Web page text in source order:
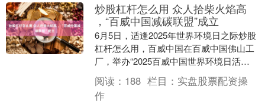
炒股杠杆怎么用 众人拾柴火焰高
，“百威中国减碳联盟”成立
6月5日，适逢2025年世界环境日之际炒股
杠杆怎么用，百威中国在百威中国佛山工
厂，举办“2025百威中国世界环境日活
动”。本次活动以“绿链共生，大有所为”为
主题....
阅读： 188 栏目： 实盘股票配资操
作